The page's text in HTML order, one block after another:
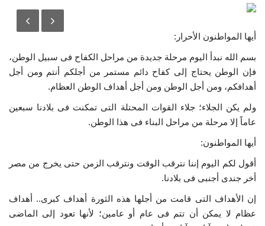
مصر
فريق العمل
إرث جمال عبدالناصر
أخبار
شروط وأحكام منحة ناصر للقيادة الدولية
منحة ناصر للقيادة الدولية
مرجعياتنا
أيها المواطنون الأحرار:
بسم الله نبدأ اليوم مرحلة جديدة من مراحل الكفاح فى سبيل الوطن،
فإن الوطن يحتاج إلى كفاح دائم مستمر من أجلكم أنتم ومن أجل
أهدافكم، ومن أجل الوطن ومن أجل أهداف الوطن العظام.
ولم يكن الجلاء؛ جلاء القوات المحتلة التى تمكنت فى بلادنا سبعين
عاماً إلا مرحلة من مراحل البناء فى هذا الوطن.
أيها المواطنون:
أقول لكم اليوم إننا نترقب الوقت ونترقب الزمن حتى يخرج من مصر
أخر جندى أجنبى فى بلادنا.
إن الأهداف التى قامت من أجلها هذه الثورة أهداف كبرى.. أهداف
عظام لا يمكن أن تتم فى عام أو عامين؛ لأنها تعود إلى الماضى